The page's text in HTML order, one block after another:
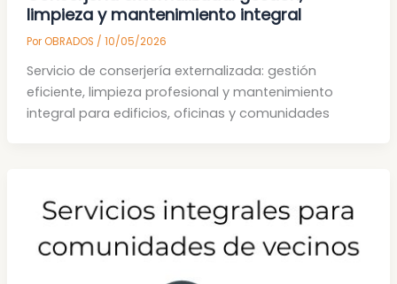
limpieza y mantenimiento integral
PorOBRADOS / 10/05/2026
Servicio de conserjería externalizada: gestión
eficiente, limpieza profesional y mantenimiento
integral para edificios, oficinas y comunidades